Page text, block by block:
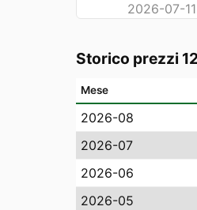
2026-07-11
Storico prezzi
Mese
2026-08
2026-07
2026-06
2026-05